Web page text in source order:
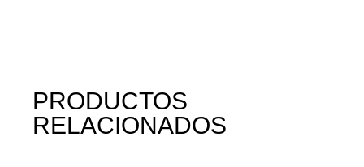
PRODUCTOS
RELACIONADOS